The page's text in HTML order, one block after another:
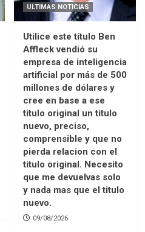
ULTIMAS NOTICIAS
Utilice este título Ben
Affleck vendió su
empresa de inteligencia
artificial por más de 500
millones de dólares y
cree en base a ese
titulo original un titulo
nuevo, preciso,
comprensible y que no
pierda relacion con el
titulo original. Necesito
que me devuelvas solo
y nada mas que el titulo
nuevo.
09/08/2026